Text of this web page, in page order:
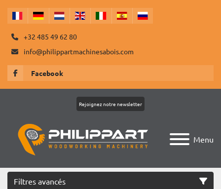
+32 485 49 62 80
info@philippartmachinesabois.com
Facebook
Menu
Rejoignez notre newsletter
Filtres avancés